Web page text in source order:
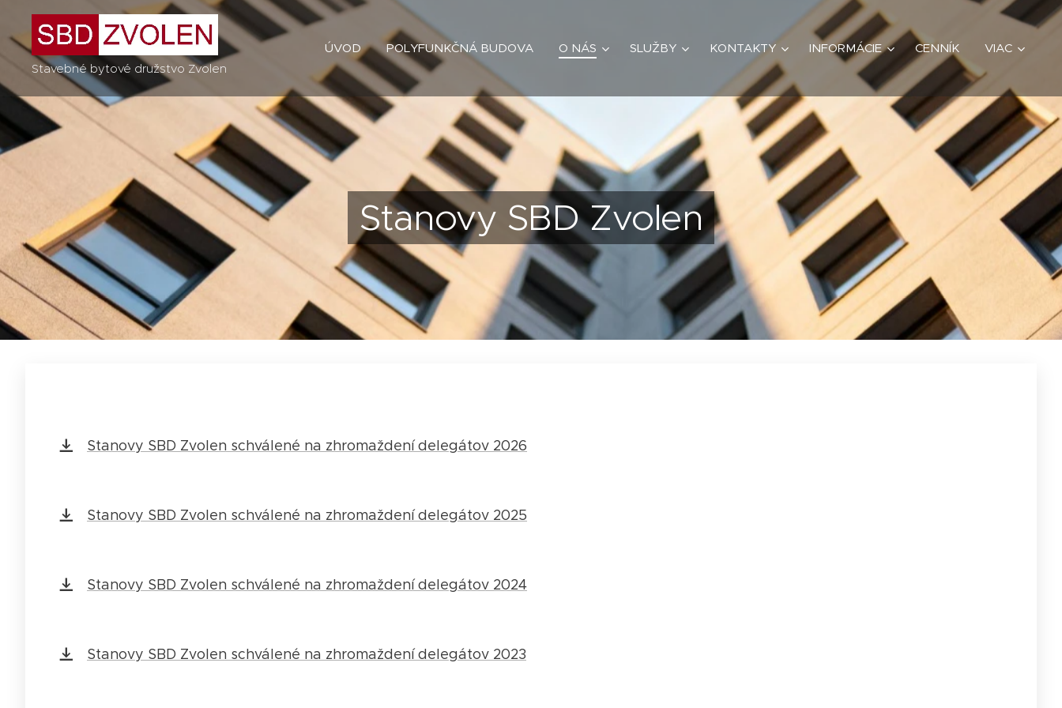
Stavebné bytové družstvo Zvolen
ÚVOD POLYFUNKČNÁ BUDOVA O NÁS SLUŽBY KONTAKTY INFORMÁCIE CENNÍK VIAC
Stanovy SBD Zvolen
Stanovy SBD Zvolen schválené na zhromaždení delegátov 2026
Stanovy SBD Zvolen schválené na zhromaždení delegátov 2025
Stanovy SBD Zvolen schválené na zhromaždení delegátov 2024
Stanovy SBD Zvolen schválené na zhromaždení delegátov 2023